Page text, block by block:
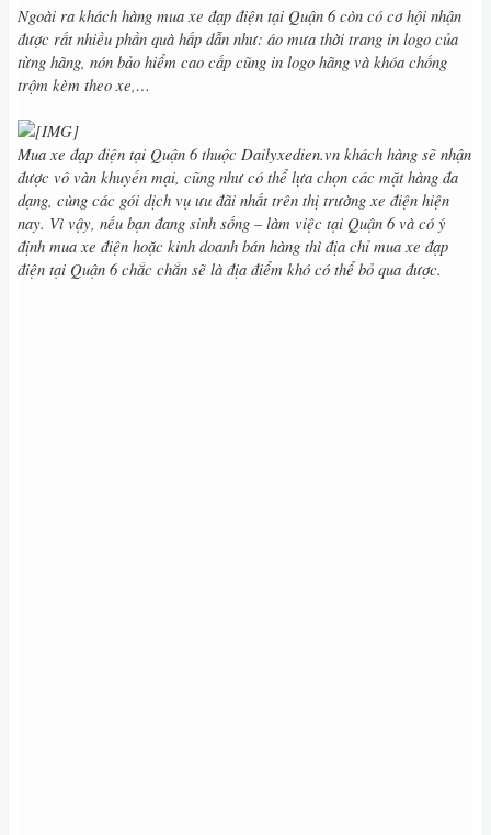
Ngoài ra khách hàng mua xe đạp điện tại Quận 6 còn có cơ hội nhận
được rất nhiều phần quà hấp dẫn như: áo mưa thời trang in logo của
từng hãng, nón bảo hiểm cao cấp cũng in logo hãng và khóa chống
trộm kèm theo xe,…
Mua xe đạp điện tại Quận 6 thuộc Dailyxedien.vn khách hàng sẽ nhận
được vô vàn khuyến mại, cũng như có thể lựa chọn các mặt hàng đa
dạng, cùng các gói dịch vụ ưu đãi nhất trên thị trường xe điện hiện
nay. Vì vậy, nếu bạn đang sinh sống – làm việc tại Quận 6 và có ý
định mua xe điện hoặc kinh doanh bán hàng thì địa chỉ mua xe đạp
điện tại Quận 6 chắc chắn sẽ là địa điểm khó có thể bỏ qua được.